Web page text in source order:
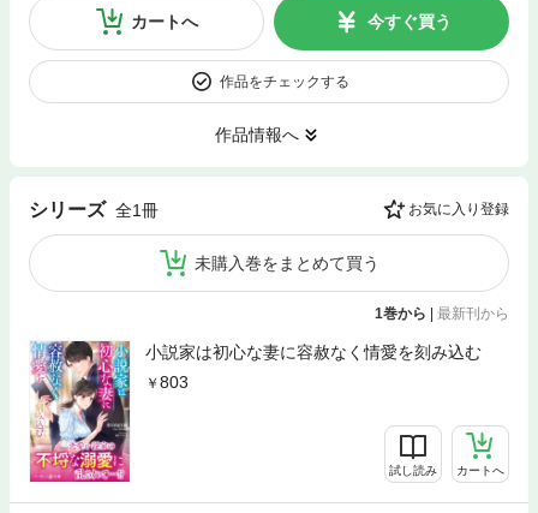
カートへ 今すぐ買う
作品をチェックする
作品情報へ
シリーズ 全1冊 お気に入り登録
未購入巻をまとめて買う
1巻から | 最新刊から
小説家は初心な妻に容赦なく情愛を刻み込む
803
試し読み カートへ